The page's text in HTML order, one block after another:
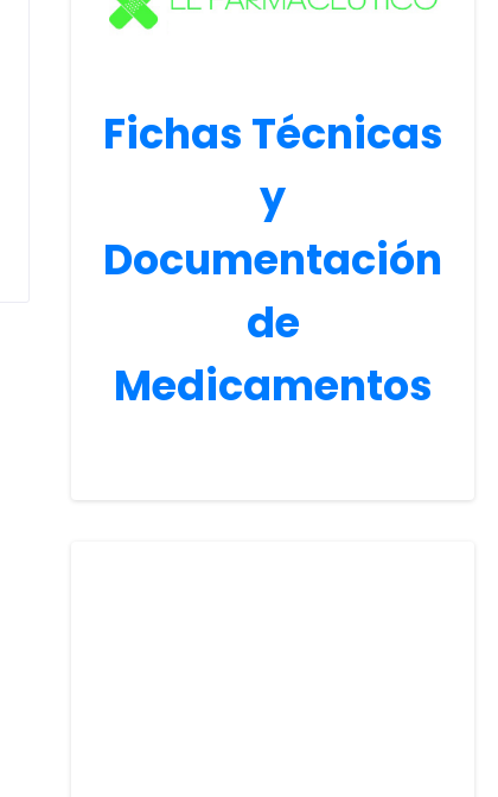
Fichas Técnicas
y
Documentación
de
Medicamentos